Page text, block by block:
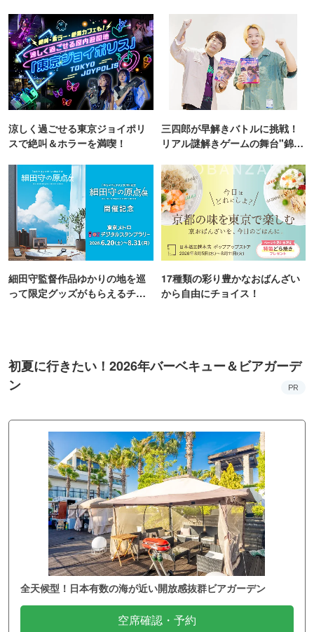
涼しく過ごせる東京ジョイポリ
スで絶叫＆ホラーを満喫！
三四郎が早解きバトルに挑戦！
リアル謎解きゲームの舞台"錦糸
細田守監督作品ゆかりの地を巡
って限定グッズがもらえるチャ
17種類の彩り豊かなおばんざい
から自由にチョイス！
初夏に行きたい！2026年バーベキュー＆ビアガーデ
ン
PR
全天候型！日本有数の海が近い開放感抜群ビアガーデン
空席確認・予約